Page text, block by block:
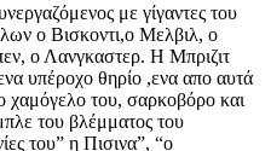
με γίγαντες του
ο Βισκοντι,ο Μελβιλ, ο
ο Λανγκαστερ. Η Μπριζιτ
υπέροχο θηρίο ,ενα απο αυτά
χαμόγελο του, σαρκοβόρο και
του βλέμματος του
του” η Πισινα”, “ο